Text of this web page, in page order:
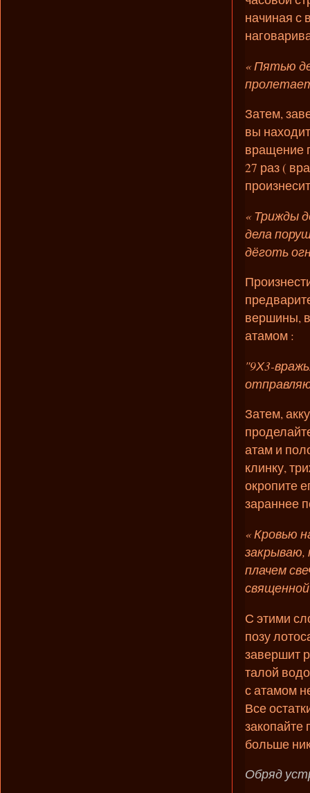
начиная с
« Пятью
Затем,
вы
вращение
27 раз (
« Трижды
дела
дёготь
вершины,
атамом :
"9Х3-
Затем,
атам и
клинку,
окропите
зараннее
« Кровью
закрываю,
плачем
С этими
позу
завершит
талой
с атамом
Все
больше
Обряд